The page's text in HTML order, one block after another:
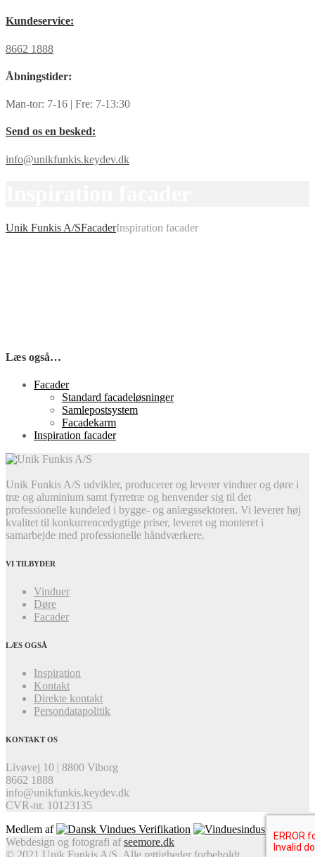
Kundeservice:
8662 1888
Åbningstider:
Man-tor: 7-16 | Fre: 7-13:30
Send os en besked:
info@unikfunkis.keydev.dk
Unik Funkis A/SFacaderInspiration facader
Læs også…
Facader
Standard facadeløsninger
Samlepostsystem
Facadekarm
Inspiration facader
Unik Funkis A/S udvikler, producerer og leverer vinduer og døre i
træ og aluminium samt fyrretræ og henvender sig til det
professionelle kundeled i bygge- og anlægssektoren. Vi leverer høj
kvalitet til konkurrencedygtige priser, leveret og monteret i
samarbejde med professionelle håndværkere.
VI TILBYDER
Vinduer
Døre
Facader
LÆS OGSÅ
Inspiration
Kontakt
Direkte kontakt
Persondatapolitik
KONTAKT OS
Livøvej 10 | 8800 Viborg
8662 1888
info@unikfunkis.keydev.dk
CVR-nr. 10123135
Medlem af
Webdesign og fotografi afseemore.dk
© 2021 Unik Funkis A/S. Alle rettigheder forbeholdt.